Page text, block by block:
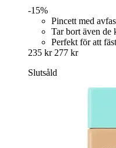
-15%
Pincett med
Tar bort även de
Perfekt för att
235 kr 277 kr
Slutsåld